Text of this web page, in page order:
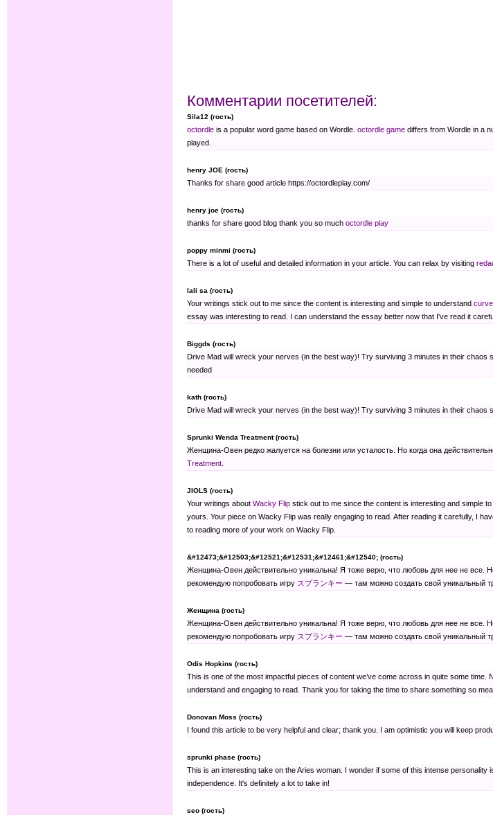
Комментарии посетителей:
Sila12 (гость)
octordle is a popular word game based on Wordle. octordle game differs from Wordle in a
played.
henry JOE (гость)
Thanks for share good article https://octordleplay.com/
henry joe (гость)
thanks for share good blog thank you so much octordle play
poppy minmi (гость)
There is a lot of useful and detailed information in your article. You can relax by visiting
lali sa (гость)
Your writings stick out to me since the content is interesting and simple to understand
essay was interesting to read. I can understand the essay better now that I've read it
Biggds (гость)
Drive Mad will wreck your nerves (in the best way)! Try surviving 3 minutes in their
needed
kath (гость)
Drive Mad will wreck your nerves (in the best way)! Try surviving 3 minutes in their chaos
Sprunki Wenda Treatment (гость)
Женщина-Овен редко жалуется на болезни или усталость. Но когда она
Treatment
JIOLS (гость)
Your writings about Wacky Flip stick out to me since the content is interesting and simple
yours. Your piece on Wacky Flip was really engaging to read. After reading it carefully, I
to reading more of your work on Wacky Flip.
&#12473;&#12503;&#12521;&#12531;&#12461;&#12540; (гость)
Женщина-Овен действительно уникальна! Я тоже верю, что любовь для нее не все.
рекомендую попробовать игру スプランキー — там можно создать свой уникальный
Женщина (гость)
Женщина-Овен действительно уникальна! Я тоже верю, что любовь для нее не все.
рекомендую попробовать игру スプランキー — там можно создать свой уникальный
Odis Hopkins (гость)
This is one of the most impactful pieces of content we’ve come across in quite some
understand and engaging to read. Thank you for taking the time to share something so
Donovan Moss (гость)
I found this article to be very helpful and clear; thank you. I am optimistic you will keep
sprunki phase (гость)
This is an interesting take on the Aries woman. I wonder if some of this intense personality
independence. It's definitely a lot to take in!
seo (гость)